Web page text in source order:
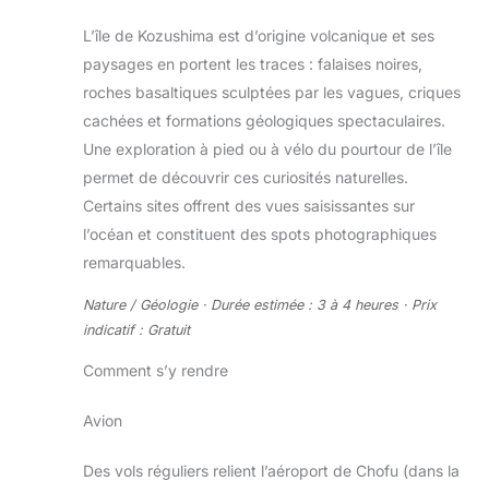
L’île de Kozushima est d’origine volcanique et ses
paysages en portent les traces : falaises noires,
roches basaltiques sculptées par les vagues, criques
cachées et formations géologiques spectaculaires.
Une exploration à pied ou à vélo du pourtour de l’île
permet de découvrir ces curiosités naturelles.
Certains sites offrent des vues saisissantes sur
l’océan et constituent des spots photographiques
remarquables.
Nature / Géologie · Durée estimée : 3 à 4 heures · Prix
indicatif : Gratuit
Comment s’y rendre
Avion
Des vols réguliers relient l’aéroport de Chofu (dans la